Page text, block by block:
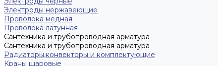
Электроды нержавеющие
Проволока медная
Проволока латунная
Сантехника и трубопроводная арматура
Сантехника и трубопроводная арматура
Радиаторы,конвекторы и комплектующие
Краны шаровые